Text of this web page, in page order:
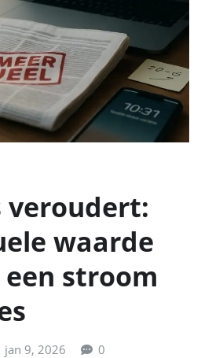
veroudert:
waarde
stroom
jan 9, 2026 0